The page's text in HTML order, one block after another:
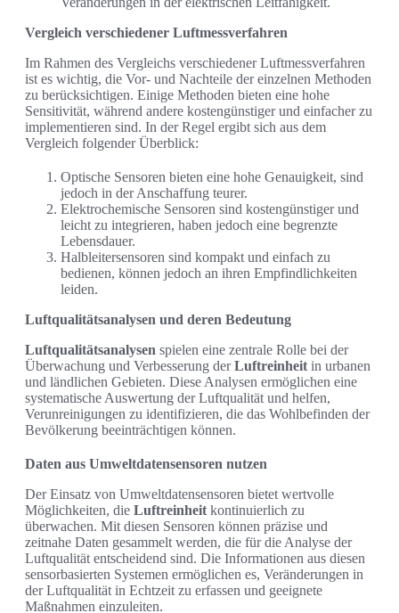
Vergleich verschiedener Luftmessverfahren
Im Rahmen des Vergleichs verschiedener Luftmessverfahren
ist es wichtig, die Vor- und Nachteile der einzelnen Methoden
zu berücksichtigen. Einige Methoden bieten eine hohe
Sensitivität, während andere kostengünstiger und einfacher zu
implementieren sind. In der Regel ergibt sich aus dem
Vergleich folgender Überblick:
Optische Sensoren bieten eine hohe Genauigkeit, sind
jedoch in der Anschaffung teurer.
Elektrochemische Sensoren sind kostengünstiger und
leicht zu integrieren, haben jedoch eine begrenzte
Lebensdauer.
Halbleitersensoren sind kompakt und einfach zu
bedienen, können jedoch an ihren Empfindlichkeiten
leiden.
Luftqualitätsanalysen und deren Bedeutung
Luftqualitätsanalysen spielen eine zentrale Rolle bei der
Überwachung und Verbesserung derLuftreinheit in urbanen
und ländlichen Gebieten. Diese Analysen ermöglichen eine
systematische Auswertung der Luftqualität und helfen,
Verunreinigungen zu identifizieren, die das Wohlbefinden der
Bevölkerung beeinträchtigen können.
Daten aus Umweltdatensensoren nutzen
Der Einsatz von Umweltdatensensoren bietet wertvolle
Möglichkeiten, die Luftreinheit kontinuierlich zu
überwachen. Mit diesen Sensoren können präzise und
zeitnahe Daten gesammelt werden, die für die Analyse der
Luftqualität entscheidend sind. Die Informationen aus diesen
sensorbasierten Systemen ermöglichen es, Veränderungen in
der Luftqualität in Echtzeit zu erfassen und geeignete
Maßnahmen einzuleiten.